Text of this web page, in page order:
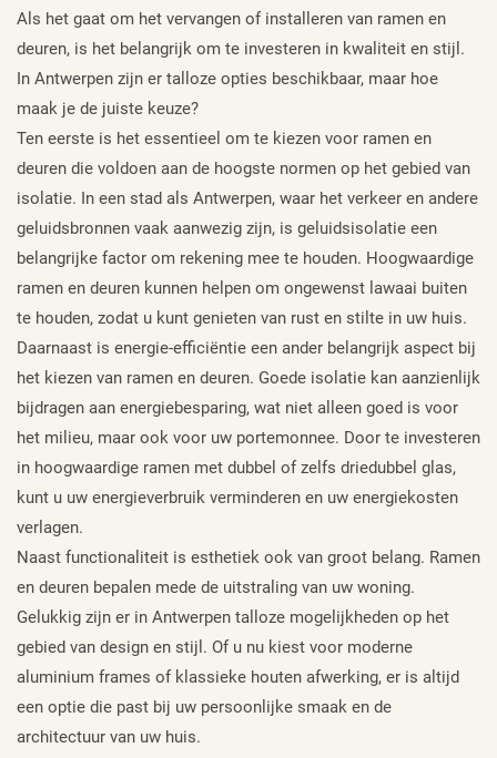
Als het gaat om het vervangen of installeren van ramen en
deuren, is het belangrijk om te investeren in kwaliteit en stijl.
In Antwerpen zijn er talloze opties beschikbaar, maar hoe
maak je de juiste keuze?
Ten eerste is het essentieel om te kiezen voor ramen en
deuren die voldoen aan de hoogste normen op het gebied van
isolatie. In een stad als Antwerpen, waar het verkeer en andere
geluidsbronnen vaak aanwezig zijn, is geluidsisolatie een
belangrijke factor om rekening mee te houden. Hoogwaardige
ramen en deuren kunnen helpen om ongewenst lawaai buiten
te houden, zodat u kunt genieten van rust en stilte in uw huis.
Daarnaast is energie-efficiëntie een ander belangrijk aspect bij
het kiezen van ramen en deuren. Goede isolatie kan aanzienlijk
bijdragen aan energiebesparing, wat niet alleen goed is voor
het milieu, maar ook voor uw portemonnee. Door te investeren
in hoogwaardige ramen met dubbel of zelfs driedubbel glas,
kunt u uw energieverbruik verminderen en uw energiekosten
verlagen.
Naast functionaliteit is esthetiek ook van groot belang. Ramen
en deuren bepalen mede de uitstraling van uw woning.
Gelukkig zijn er in Antwerpen talloze mogelijkheden op het
gebied van design en stijl. Of u nu kiest voor moderne
aluminium frames of klassieke houten afwerking, er is altijd
een optie die past bij uw persoonlijke smaak en de
architectuur van uw huis.